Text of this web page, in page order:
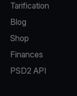
Tarification
Blog
Shop
Finances
PSD2 API